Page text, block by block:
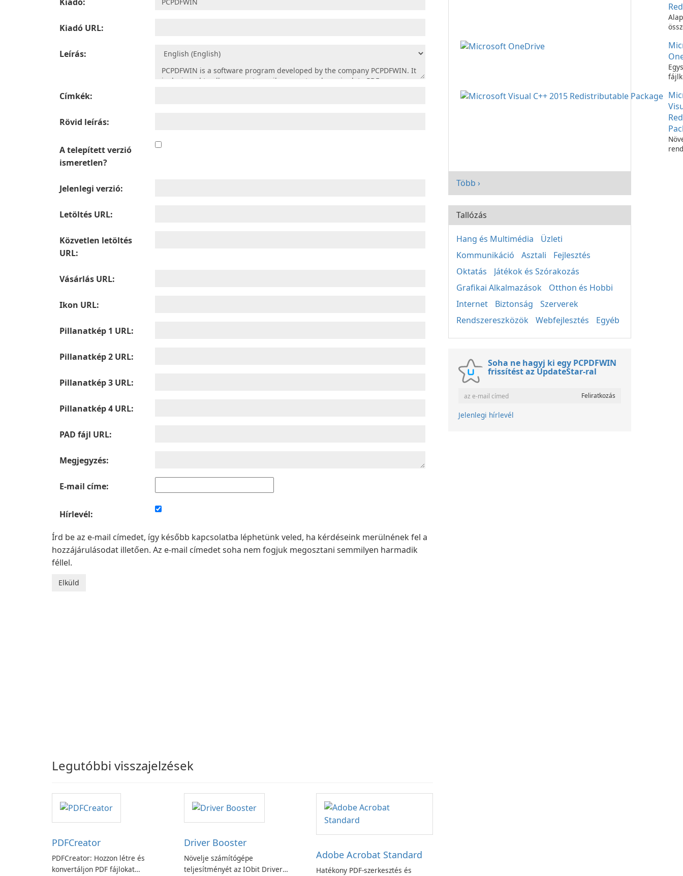
Kiadó URL:
Leírás:
Címkék:
Rövid leírás:
A telepített verzió
ismeretlen?
Jelenlegi verzió:
Letöltés URL:
Közvetlen letöltés
URL:
Vásárlás URL:
Ikon URL:
Pillanatkép 1 URL:
Pillanatkép 2 URL:
Pillanatkép 3 URL:
Pillanatkép 4 URL:
PAD fájl URL:
Megjegyzés:
E-mail címe:
Hírlevél:
Írd be az e-mail címedet, így később kapcsolatba léphetünk veled, ha kérdéseink merülnének fel a
hozzájárulásodat illetően. Az e-mail címedet soha nem fogjuk megosztani semmilyen harmadik
féllel.
Legutóbbi visszajelzések
PDFCreator
PDFCreator: Hozzon létre és
konvertáljon PDF fájlokat
Driver Booster
Növelje számítógépe
teljesítményét az IObit Driver
Adobe Acrobat Standard
Hatékony PDF-szerkesztés és
Több ›
Tallózás
Hang és Multimédia
Üzleti
Kommunikáció
Asztali
Fejlesztés
Oktatás
Játékok és Szórakozás
Grafikai Alkalmazások
Otthon és Hobbi
Internet
Biztonság
Szerverek
Rendszereszközök
Webfejlesztés Egyéb
Soha ne hagyj ki egy PCPDFWIN
frissítést az UpdateStar-ral
Jelenlegi hírlevél